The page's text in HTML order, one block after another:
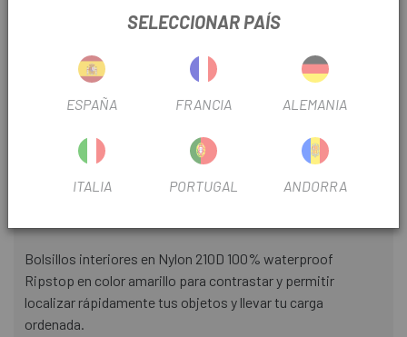
Exterior en Nylon 420D con laminado interno TPU
Estructura sin costuras y soldada mediante alta
frecuencia. 100% estanca.
Diseño que se adapta mejor a los cuadros con pipa de
dirección más larga, como los de Gravel y Carretera.
Bolsillos interiores en Nylon 210D 100% waterproof
Ripstop en color amarillo para contrastar y permitir
localizar rápidamente tus objetos y llevar tu carga
ordenada.
SELECCIONAR PAÍS
ESPAÑA FRANCIA ALEMANIA
ITALIA PORTUGAL ANDORRA